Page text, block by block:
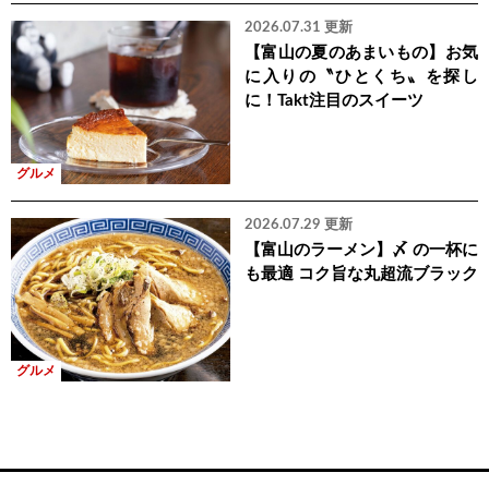
グルメ
2026.07.31 更新
【富山の夏のあまいもの】お気
に入りの〝ひとくち〟を探し
に！Takt注目のスイーツ
グルメ
2026.07.29 更新
【富山のラーメン】〆 の一杯に
も最適 コク旨な丸超流ブラック